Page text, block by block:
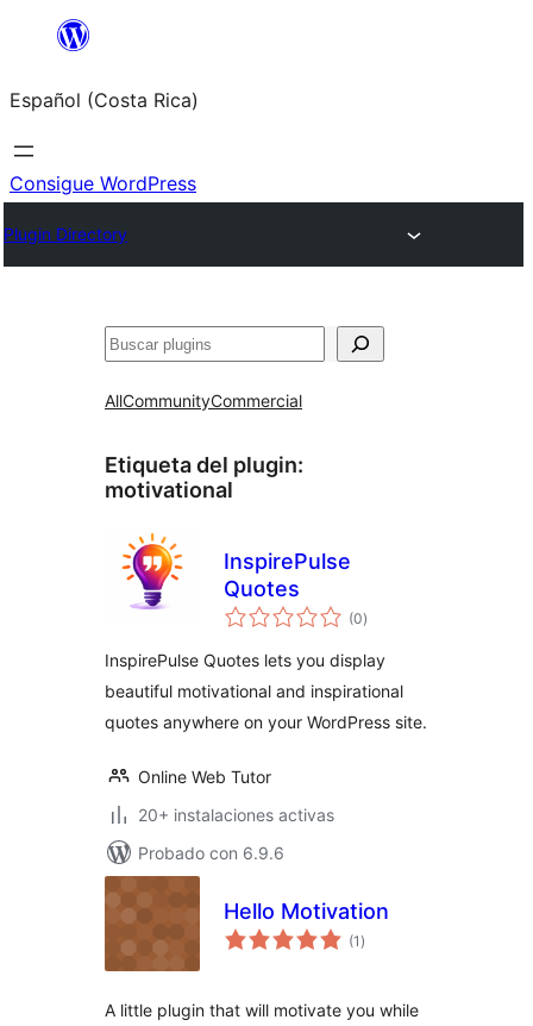
Saltar
contenido
Español (Costa Rica)
Consigue WordPress
Plugin Directory
Buscar
AllCommunityCommercial
Etiqueta del plugin:
motivational
InspirePulse
Quotes
(0total
de
)
InspirePulse Quotes lets you display
beautiful motivational and inspirational
quotes anywhere on your WordPress site.
Online Web Tutor
20+ instalaciones activas
Probado con 6.9.6
Hello Motivation
(1 total
de
)
A little plugin that will motivate you while